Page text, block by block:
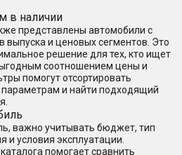
в наличии
представлены автомобили с
выпуска и ценовых сегментов. Это
решение для тех, кто ищет
соотношением цены и
помогут отсортировать
и найти подходящий
важно учитывать бюджет, тип
и условия эксплуатации.
помогает сравнить